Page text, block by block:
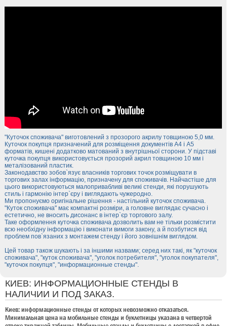
КИЕВ: ИНФОРМАЦИОННЫЕ СТЕНДЫ В
НАЛИЧИИ И ПОД ЗАКАЗ.
Киев: информационные стенды от которых невозможно отказаться.
Минимальная цена на мобильные стенды и буклетницы указана в четвертой
"Куточок споживача" виготовлений з прозорого акрилу товщиною 5,0 мм.
Куточок покупця призначений для розміщення документів А4 і А5
форматів, кишені додатково матований з внутрішньої сторони. У підставі
куточка покупця використовується прозорий акрил товщиною 10 мм і
металізований пластик.
Законодавство зобов`язує власників торгових точок розміщувати в
торгових залах інформацію, призначену для споживачів. Найчастіше для
цього використовуються малопривабливі великі стенди, які порушують
стиль і гармонію інтер`єру і виглядають чужеродно.
Ми пропонуємо оригінальне рішення - настільний куточок споживача.
"Куток споживача" має компактні розміри, а головне виглядає сучасно і
естетично, не вносить дисонанс в інтер`єр торгового залу.
Таке оформлення куточка споживача дозволить вам не тільки розмістити
всю необхідну інформацію і виконати вимоги закону, а й позбутися від
проблем пов`язаних з монтажем стенду і його зовнішнім виглядом.
Цей товар також шукають і за іншими назвами; серед них такі, як "куточок
споживача", "куток споживача", "уголок потребителя", "уголок покупателя",
"куточок покупця", "информационные стенды".